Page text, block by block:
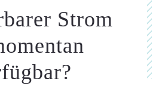
Strom